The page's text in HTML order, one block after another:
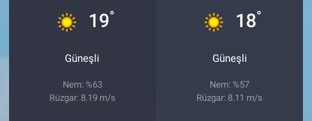
19°
Güneşli
Nem: %63
Rüzgar: 8.19 m/s
18°
Güneşli
Nem: %57
Rüzgar: 8.11 m/s